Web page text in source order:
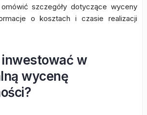
szczegóły dotyczące wyceny
o kosztach i czasie realizacji
w
wycenę